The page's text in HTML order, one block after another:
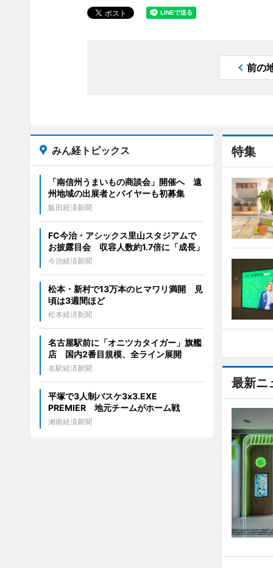
前の
特集
最新ニ
みん経トピックス
「南信州うまいもの商談会」開催へ 遠
州地域の出展者とバイヤーも初募集
飯田経済新聞
FC今治・アシックス里山スタジアムで
お披露目会 収容人数約1.7倍に「成長」
今治経済新聞
松本・新村で13万本のヒマワリ満開 見
頃は3週間ほど
松本経済新聞
名古屋駅前に「オニツカタイガー」旗艦
店 国内2番目規模、全ライン展開
名駅経済新聞
平塚で3人制バスケ3x3.EXE
PREMIER 地元チームがホーム戦
湘南経済新聞